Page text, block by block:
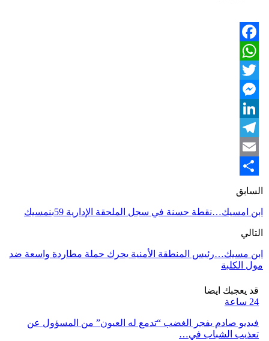
Facebook
WhatsApp
Twitter
Messenger
LinkedIn
Telegram
Email
Share
السابق
ابن امسيك…نقطة حسنة في سجل الملحقة الإدارية 59بنمسيك
التالي
ابن مسيك…رئيس المنطقة الأمنية يحرك حملة مطاردة واسعة ضد
مول الكلبة
قد يعجبك ايضا
24 ساعة
فيديو صادم يفجر الغضب “تدمع له العيون” من المسؤول عن
تعذيب الشباب في…